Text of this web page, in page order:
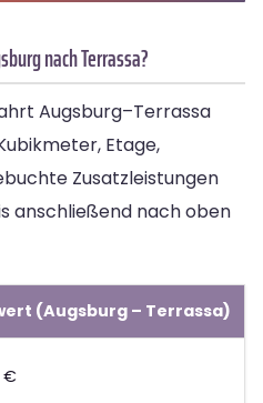
nach Terrassa?
Augsburg–Terrassa
Etage,
Zusatzleistungen
anschließend nach oben
(Augsburg – Terrassa)
€